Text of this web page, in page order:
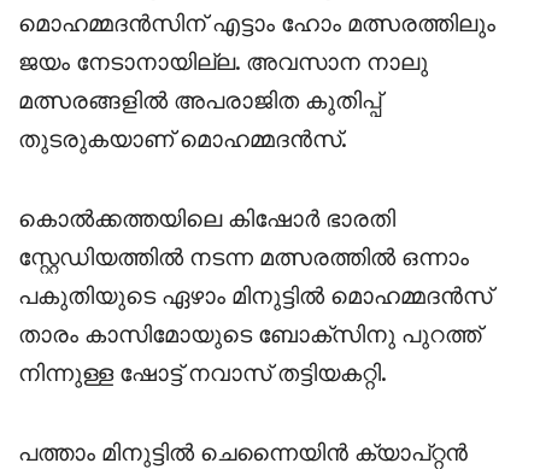
മൊഹമ്മദൻസിന് എട്ടാം ഹോം മത്സരത്തിലും
ജയം നേടാനായില്ല. അവസാന നാലു
മത്സരങ്ങളിൽ അപരാജിത കുതിപ്പ്
തുടരുകയാണ് മൊഹമ്മദൻസ്.
കൊൽക്കത്തയിലെ കിഷോർ ഭാരതി
സ്റ്റേഡിയത്തിൽ നടന്ന മത്സരത്തിൽ ഒന്നാം
പകുതിയുടെ ഏഴാം മിനുട്ടിൽ മൊഹമ്മദൻസ്
താരം കാസിമോയുടെ ബോക്സിനു പുറത്ത്
നിന്നുള്ള ഷോട്ട് നവാസ് തട്ടിയകറ്റി.
പത്താം മിനുട്ടിൽ ചെന്നൈയിൻ ക്യാപ്റ്റൻ